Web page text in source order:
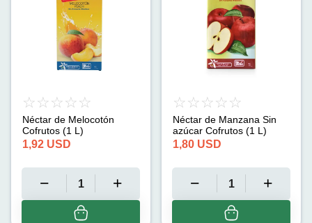
Néctar de Melocotón
Cofrutos (1 L)
1,92 USD
Néctar de Manzana Sin
azúcar Cofrutos (1 L)
1,80 USD